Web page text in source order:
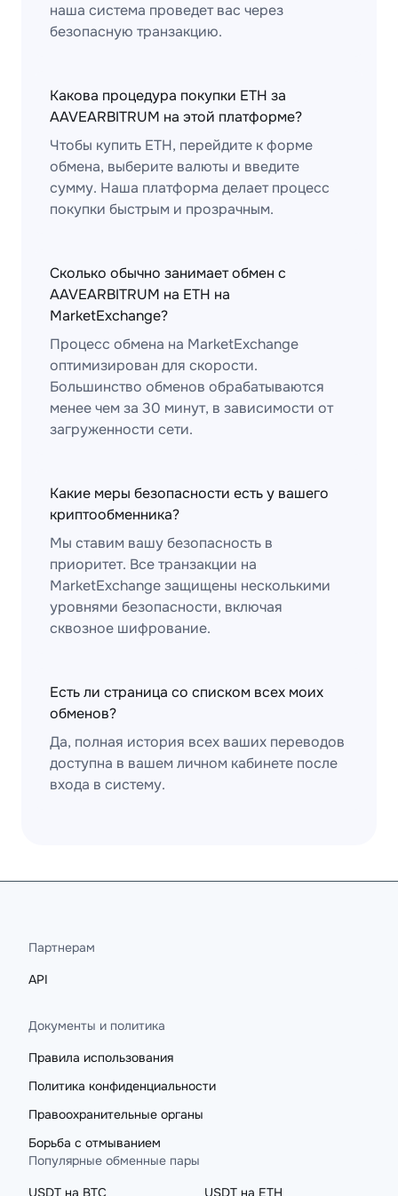
наша система проведет вас через
безопасную транзакцию.
Какова процедура покупки ETH за
AAVEARBITRUM на этой платформе?
Чтобы купить ETH, перейдите к форме
обмена, выберите валюты и введите
сумму. Наша платформа делает процесс
покупки быстрым и прозрачным.
Сколько обычно занимает обмен с
AAVEARBITRUM на ETH на
MarketExchange?
Процесс обмена на MarketExchange
оптимизирован для скорости.
Большинство обменов обрабатываются
менее чем за 30 минут, в зависимости от
загруженности сети.
Какие меры безопасности есть у вашего
криптообменника?
Мы ставим вашу безопасность в
приоритет. Все транзакции на
MarketExchange защищены несколькими
уровнями безопасности, включая
сквозное шифрование.
Есть ли страница со списком всех моих
обменов?
Да, полная история всех ваших переводов
доступна в вашем личном кабинете после
входа в систему.
Партнерам
API
Документы и политика
Правила использования
Политика конфиденциальности
Правоохранительные органы
Борьба с отмыванием
Популярные обменные пары
USDT на BTC
USDT на ETH